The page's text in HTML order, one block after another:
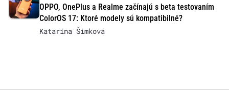
OPPO, OnePlus a Realme začínajú s beta testovaním
ColorOS 17: Ktoré modely sú kompatibilné?
Katarína Šimková